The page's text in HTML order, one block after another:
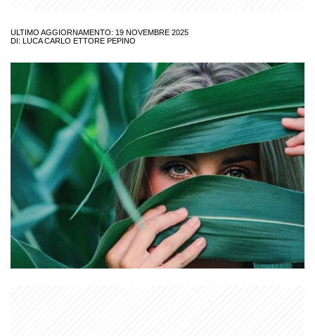
ULTIMO AGGIORNAMENTO: 19 NOVEMBRE 2025
DI: LUCA CARLO ETTORE PEPINO